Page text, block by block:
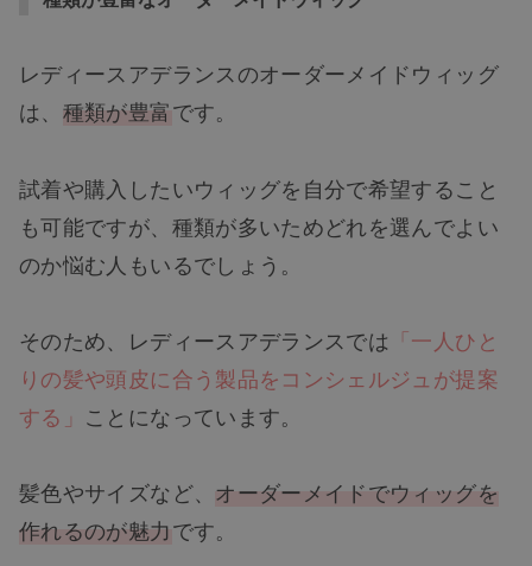
レディースアデランスのオーダーメイドウィッグ
は、 種類が豊富です。
試着や購入したいウィッグを自分で希望すること
も可能ですが、種類が多いためどれを選んでよい
のか悩む人もいるでしょう。
そのため、レディースアデランスでは 「一人ひと
りの髪や頭皮に合う製品をコンシェルジュが提案
する」 ことになっています。
髪色やサイズなど、 オーダーメイドでウィッグを
作れるのが魅力です。